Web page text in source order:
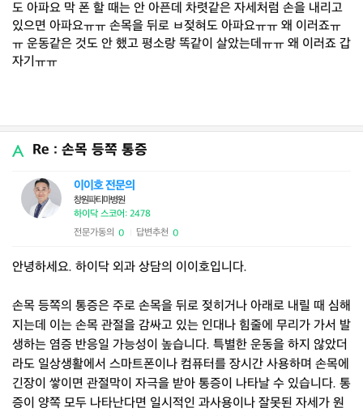
도 아파요 막 폰 할 때는 안 아픈데 차렷같은 자세처럼 손을 내리고
있으면 아파요ㅠㅠ 손목을 뒤로 ㅂ젖혀도 아파요ㅠㅠ 왜 이러죠ㅠ
ㅠ 운동같은 것도 안 했고 평소랑 똑같이 살았는데ㅠㅠ 왜 이러죠 갑
자기ㅠㅠ
Re : 손목 등쪽 통증
이이호 전문의
창원파티마병원
하이닥 스코어: 2478
전문가동의 0 답변추천 0
안녕하세요. 하이닥 외과 상담의 이이호입니다.
손목 등쪽의 통증은 주로 손목을 뒤로 젖히거나 아래로 내릴 때 심해
지는데 이는 손목 관절을 감싸고 있는 인대나 힘줄에 무리가 가서 발
생하는 염증 반응일 가능성이 높습니다. 특별한 운동을 하지 않았더
라도 일상생활에서 스마트폰이나 컴퓨터를 장시간 사용하며 손목에
긴장이 쌓이면 관절막이 자극을 받아 통증이 나타날 수 있습니다. 통
증이 양쪽 모두 나타난다면 일시적인 과사용이나 잘못된 자세가 원